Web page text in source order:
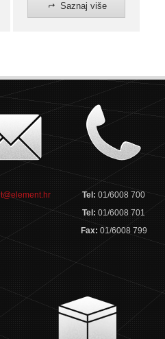
Saznaj više
Tel:01/6008 700
Tel:01/6008 701
Fax: 01/6008 799